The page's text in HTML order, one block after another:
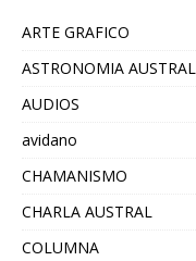
ARTE GRAFICO
ASTRONOMIA AUSTRAL
AUDIOS
avidano
CHAMANISMO
CHARLA AUSTRAL
COLUMNA